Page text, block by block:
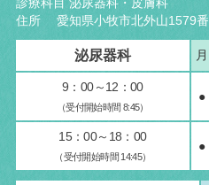
住所 愛知県小牧市北外山1579番
泌尿器科 月
9：00～12：00
（受付開始時間 8:45）
●
15：00～18：00
（受付開始時間 14:45）
●